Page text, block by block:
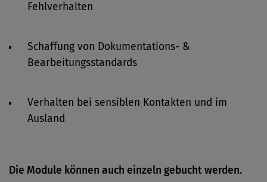
Fehlverhalten
Schaffung von Dokumentations- &
Bearbeitungsstandards
Verhalten bei sensiblen Kontakten und im
Ausland
Die Module können auch einzeln gebucht werden.